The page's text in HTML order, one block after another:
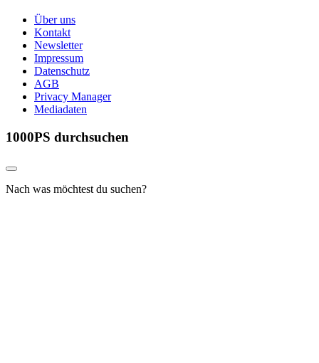
Über uns
Kontakt
Newsletter
Impressum
Datenschutz
AGB
Privacy Manager
Mediadaten
1000PS durchsuchen
Nach was möchtest du suchen?